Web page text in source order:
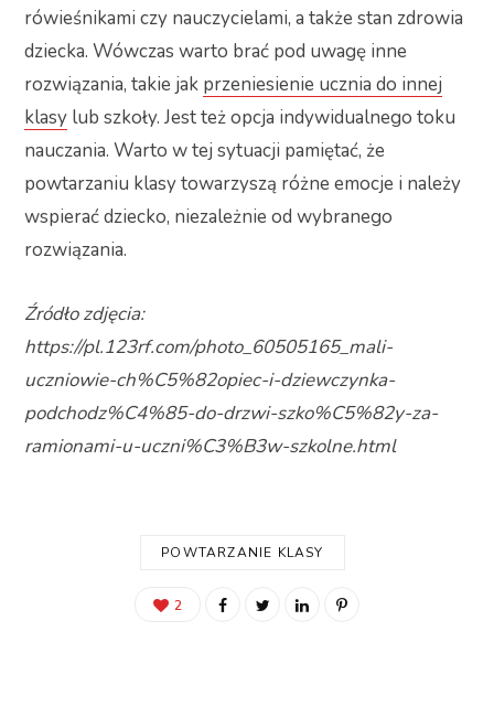
rówieśnikami czy nauczycielami, a także stan zdrowia
dziecka. Wówczas warto brać pod uwagę inne
rozwiązania, takie jak przeniesienie ucznia do innej
klasy lub szkoły. Jest też opcja indywidualnego toku
nauczania. Warto w tej sytuacji pamiętać, że
powtarzaniu klasy towarzyszą różne emocje i należy
wspierać dziecko, niezależnie od wybranego
rozwiązania.
Źródło zdjęcia:
https://pl.123rf.com/photo_60505165_mali-
uczniowie-ch%C5%82opiec-i-dziewczynka-
podchodz%C4%85-do-drzwi-szko%C5%82y-za-
ramionami-u-uczni%C3%B3w-szkolne.html
POWTARZANIE KLASY
2